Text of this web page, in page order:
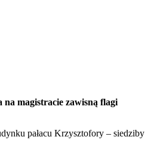
na magistracie zawisną flagi
pałacu Krzysztofory – siedziby